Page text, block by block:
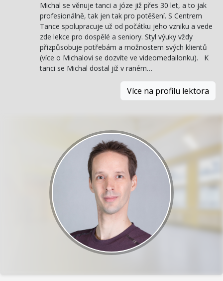
Michal se věnuje tanci a józe již přes 30 let, a to jak
profesionálně, tak jen tak pro potěšení. S Centrem
Tance spolupracuje už od počátku jeho vzniku a vede
zde lekce pro dospělé a seniory. Styl výuky vždy
přizpůsobuje potřebám a možnostem svých klientů
(více o Michalovi se dozvíte ve videomedailonku). K
tanci se Michal dostal již v raném…
Více na profilu lektora